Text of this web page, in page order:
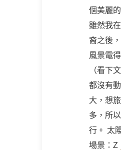
個美麗
雖然我
裔之後
風景電
（看下
都沒有
大，想
多，所
行。 太
場景：Z